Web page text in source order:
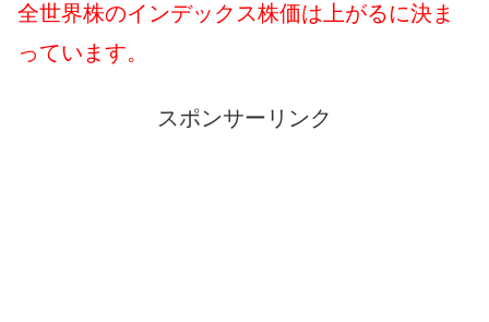
全世界株のインデックス株価は上がるに決ま
っています。
スポンサーリンク